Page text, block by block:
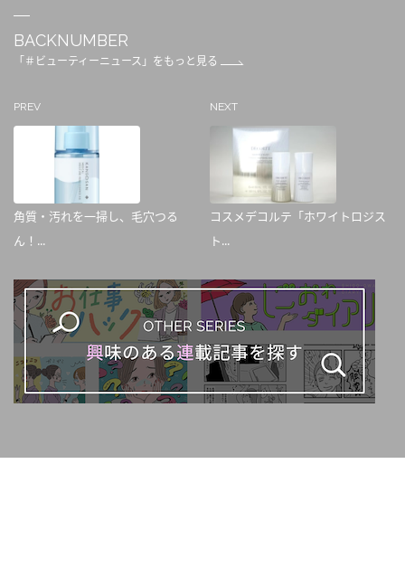
BACKNUMBER
「＃ビューティーニュース」をもっと見る
PREV
角質・汚れを一掃し、毛穴つる
ん！...
NEXT
コスメデコルテ「ホワイトロジス
ト...